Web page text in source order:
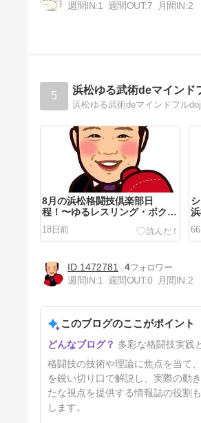
みにパーソナルトレーナーが回
答してみた
週間IN:1 週間OUT:7 月間IN:2
5 浜松ゆる武術deマインド
浜松ゆる武術deマインドフル
8月の浜松格闘技倶楽部日
程！〜ゆるレスリング・ボクシ
ングフィットネス〜
18日前
誰ツヨDOJOy浜松稽古会！武
術×MMA〜リラックスの繋がり
6ヶ月前
1472781
4
週間IN:1 週間OUT:0 月間IN:2
このブログのここがポイント
多彩な格闘技実践
格闘技の技術や理論に焦点を当て
を鋭い切り口で解説し、実際の動
たな視点を提供する情報誌の役割
します。